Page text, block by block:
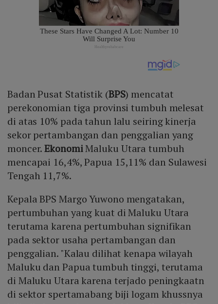
Badan Pusat Statistik (BPS) mencatat
perekonomian tiga provinsi tumbuh melesat
di atas 10% pada tahun lalu seiring kinerja
sekor pertambangan dan penggalian yang
moncer.EkonomiMaluku Utara tumbuh
mencapai 16,4%, Papua 15,11% dan Sulawesi
Tengah 11,7%.
Kepala BPS Margo Yuwono mengatakan,
pertumbuhan yang kuat di Maluku Utara
terutama karena pertumbuhan signifikan
pada sektor usaha pertambangan dan
penggalian. "Kalau dilihat kenapa wilayah
Maluku dan Papua tumbuh tinggi, terutama
di Maluku Utara karena terjado peningkaatn
di sektor spertamabang biji logam khussnya